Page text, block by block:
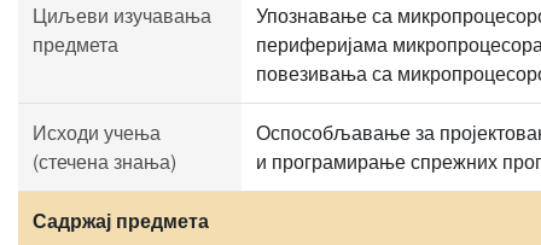
Циљеви изучавања
предмета
Упознавање са
периферијама
повезивања са
Исходи учења
(стечена знања)
Оспособљавање за
и програмирање спрежних
Садржај предмета